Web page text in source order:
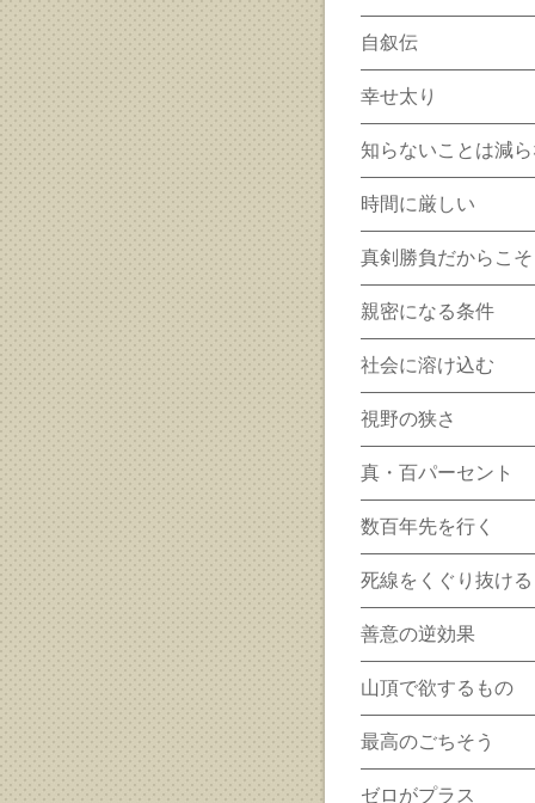
自叙伝
幸せ太り
知らないことは減
時間に厳しい
真剣勝負だからこそ
親密になる条件
社会に溶け込む
視野の狭さ
真・百パーセント
数百年先を行く
死線をくぐり抜ける
善意の逆効果
山頂で欲するもの
最高のごちそう
ゼロがプラス